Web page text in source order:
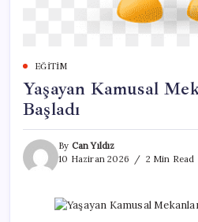
EĞITIM
Yaşayan Kamusal
Başladı
By Can Yıldız
10 Haziran 2026
2 Min Read